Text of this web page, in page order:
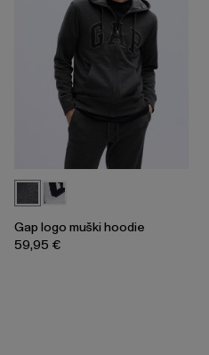
Gap logo muški hoodie
59,95 €